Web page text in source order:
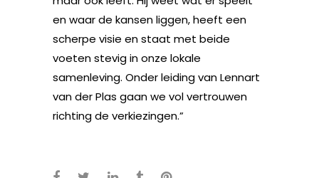
en waar de kansen liggen, heeft een
scherpe visie en staat met beide
voeten stevig in onze lokale
samenleving. Onder leiding van Lennart
van der Plas gaan we vol vertrouwen
richting de verkiezingen.”